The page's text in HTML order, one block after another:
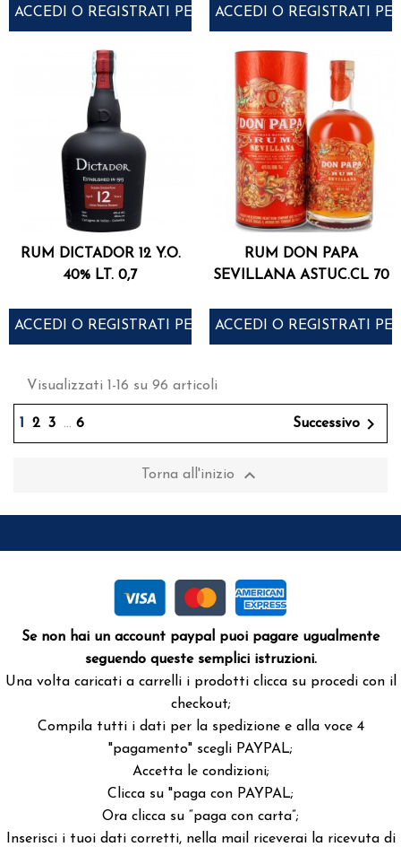
ACCEDI O REGISTRATI PER ACQUISTARE
ACCEDI O REGISTRATI
RUM DICTADOR 12 Y.O.
40% LT. 0,7
ACCEDI O REGISTRATI PER ACQUISTARE
RUM DON PAPA
SEVILLANA ASTUC.CL 70
ACCEDI O REGISTRATI
Visualizzati 1-16 su 96 articoli
1 2 3 … 6 Successivo 
Torna all'inizio 
Se non hai un account paypal puoi pagare ugualmente
seguendo queste semplici istruzioni.
Una volta caricati a carrelli i prodotti clicca su procedi con il
checkout;
Compila tutti i dati per la spedizione e alla voce 4
"pagamento" scegli PAYPAL;
Accetta le condizioni;
Clicca su "paga con PAYPAL;
Ora clicca su “paga con carta”;
Inserisci i tuoi dati corretti, nella mail riceverai la ricevuta di